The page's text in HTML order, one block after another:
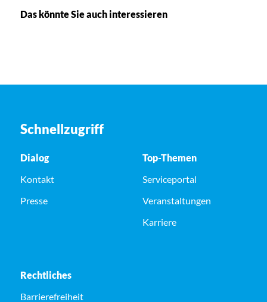
Das könnte Sie auch interessieren
Schnellzugriff
Dialog
Kontakt
Presse
Top-Themen
Serviceportal
Veranstaltungen
Karriere
Rechtliches
Barrierefreiheit